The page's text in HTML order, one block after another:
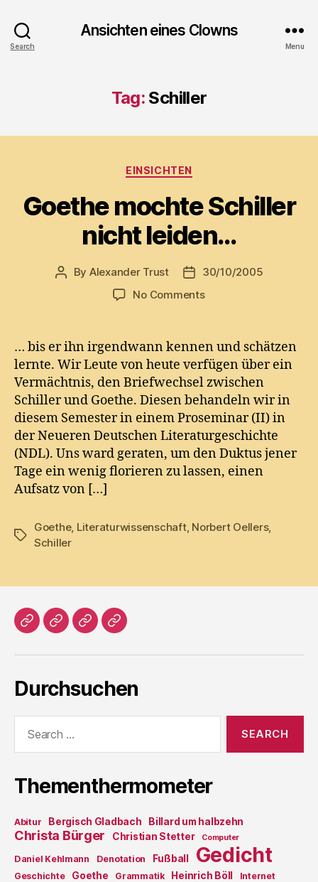
Search
Ansichten eines Clowns
Menu
Tag: Schiller
Categories
EINSICHTEN
Goethe mochte Schiller
nicht leiden…
Post
By Alexander Trust
Post30/10/2005
No Commentson
Schiller
nicht
leiden…
… bis er ihn irgendwann kennen und schätzen
lernte. Wir Leute von heute verfügen über ein
Vermächtnis, den Briefwechsel zwischen
Schiller und Goethe. Diesen behandeln wir in
diesem Semester in einem Proseminar (II) in
der Neueren Deutschen Literaturgeschichte
(NDL). Uns ward geraten, um den Duktus jener
Tage ein wenig florieren zu lassen, einen
Aufsatz von […]
Tags
Goethe, Literaturwissenschaft, Norbert Oellers,
Schiller
HomeLiteratur
ProsaImpressum
Durchsuchen
Thementhermometer
Abitur Bergisch Gladbach Billard um halbzehn
Christa Bürger Christian Stetter Computer
Daniel Kehlmann Denotation Fußball Gedicht
Geschichte Goethe Grammatik Heinrich Böll Internet